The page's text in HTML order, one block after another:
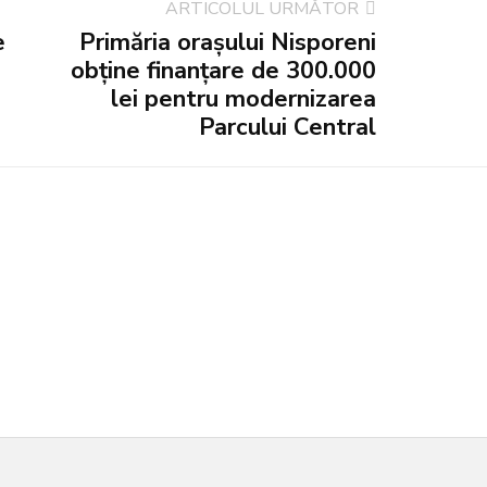
ARTICOLUL URMĂTOR
Primăria orașului Nisporeni
obține finanțare de 300.000
lei pentru modernizarea
Parcului Central